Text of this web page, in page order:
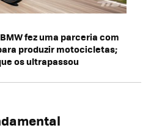
fez uma parceria com
produzir motocicletas;
os ultrapassou